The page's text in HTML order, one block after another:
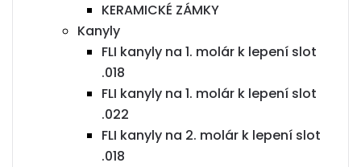
KERAMICKÉ ZÁMKY
Kanyly
FLI kanyly na 1. molár k lepení slot
.018
FLI kanyly na 1. molár k lepení slot
.022
FLI kanyly na 2. molár k lepení slot
.018